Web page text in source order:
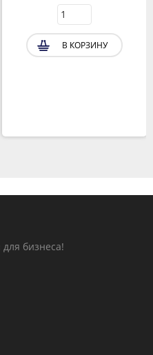
В КОРЗИНУ
бизнеса!